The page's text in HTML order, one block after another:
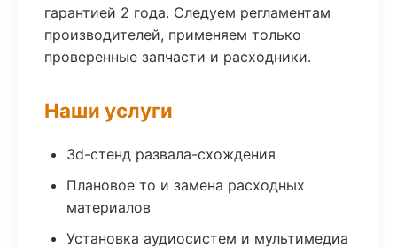
гарантией 2 года. Следуем регламентам
производителей, применяем только
проверенные запчасти и расходники.
Наши услуги
3d-стенд развала-схождения
Плановое то и замена расходных
материалов
Установка аудиосистем и мультимедиа